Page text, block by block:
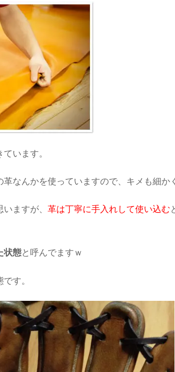
います。
なんかを使っていますので、キメも細か
ますが、 革は丁寧に手入れして使い込む
状態と呼んでますｗ
す。